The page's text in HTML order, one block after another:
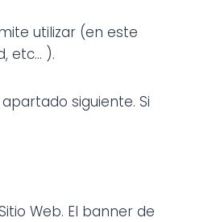
utilizar (en este
etc... ).
siguiente. Si
Web. El banner de